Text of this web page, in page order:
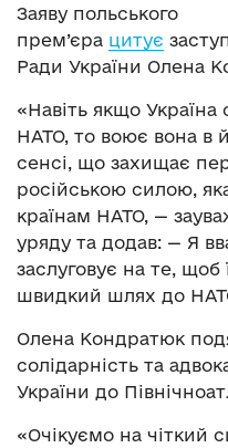
Заяву польського
прем’єра цитує
Ради України Олена
«Навіть якщо
НАТО, то воює вона в
сенсі, що захищає
російською силою,
країнам НАТО, —
уряду та додав: — Я
заслуговує на те,
швидкий шлях до
Олена Кондратюк
солідарність та
України до
«Очікуємо на чіткий